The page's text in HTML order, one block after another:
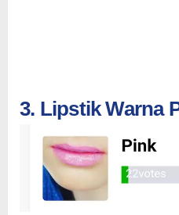
3. Lipstik Warna